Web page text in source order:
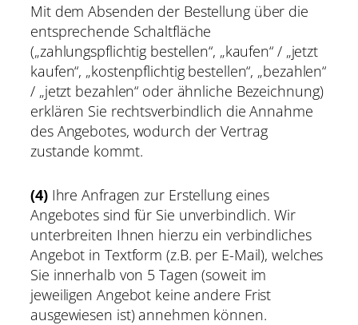
Mit dem Absenden der Bestellung über die
entsprechende Schaltfläche
(„zahlungspflichtig bestellen“, „kaufen“ / „jetzt
kaufen“, „kostenpflichtig bestellen“, „bezahlen“
/ „jetzt bezahlen“ oder ähnliche Bezeichnung)
erklären Sie rechtsverbindlich die Annahme
des Angebotes, wodurch der Vertrag
zustande kommt.
(4)Ihre Anfragen zur Erstellung eines
Angebotes sind für Sie unverbindlich. Wir
unterbreiten Ihnen hierzu ein verbindliches
Angebot in Textform (z.B. per E-Mail), welches
Sie innerhalb von 5 Tagen (soweit im
jeweiligen Angebot keine andere Frist
ausgewiesen ist) annehmen können.